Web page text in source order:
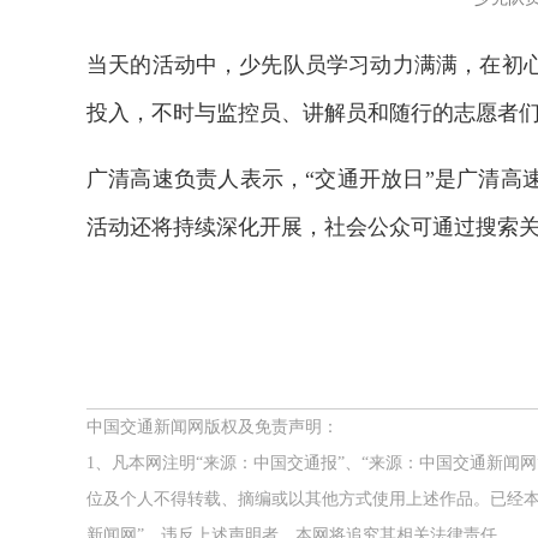
当天的活动中，少先队员学习动力满满，在
投入，不时与监控员、讲解员和随行的志愿者
广清高速负责人表示，“交通开放日”是广清
活动还将持续深化开展，社会公众可通过搜索
中国交通新闻网版权及免责声明：
1、凡本网注明“来源：中国交通报”、“来源：中国交通新闻
位及个人不得转载、摘编或以其他方式使用上述作品。已经